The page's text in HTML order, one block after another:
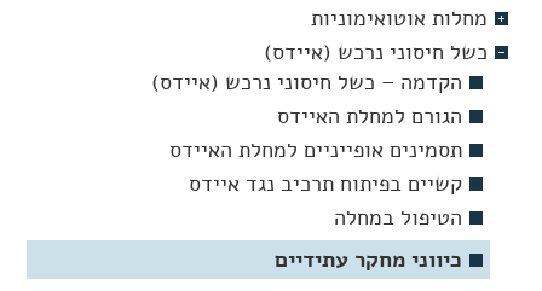
מחלות אוטואימוניות
כשל חיסוני נרכש (איידס)
הקדמה – כשל חיסוני נרכש (איידס)
הגורם למחלת האיידס
תסמינים אופייניים למחלת האיידס
קשיים בפיתוח תרכיב נגד איידס
הטיפול במחלה
כיווני מחקר עתידיים